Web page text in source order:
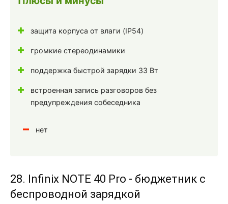
защита корпуса от влаги (IP54)
громкие стереодинамики
поддержка быстрой зарядки 33 Вт
встроенная запись разговоров без
предупреждения собеседника
нет
28. Infinix NOTE 40 Pro - бюджетник с
беспроводной зарядкой